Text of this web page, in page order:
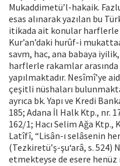
Mukaddimetü’l-hakaik.
esas alınarak yazılan bu
itikada ait konular harflerle
Kur’an’daki hurûf-i
savm, hac, ana babaya
harflerle rakamlar
yapılmaktadır. Nesîmî’ye
çeşitli nüshaları
ayrıca bk. Yapı ve Kredi
185; Adana İl Halk Ktp., nr.
162/1; Hacı Selim Ağa Ktp.,
Latîfî, “Lisân-ı selâsenin
(Tezkiretü’ş-şu‘arâ, s. 524)
etmekteyse de esere henüz